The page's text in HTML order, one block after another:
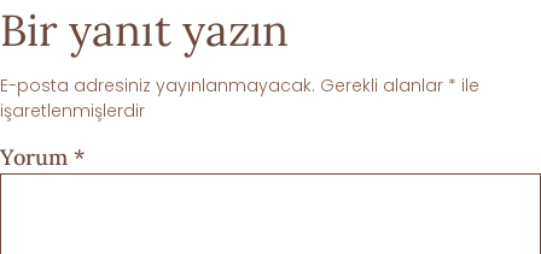
Bir yanıt yazın
E-posta adresiniz yayınlanmayacak. Gerekli alanlar * ile
işaretlenmişlerdir
Yorum *